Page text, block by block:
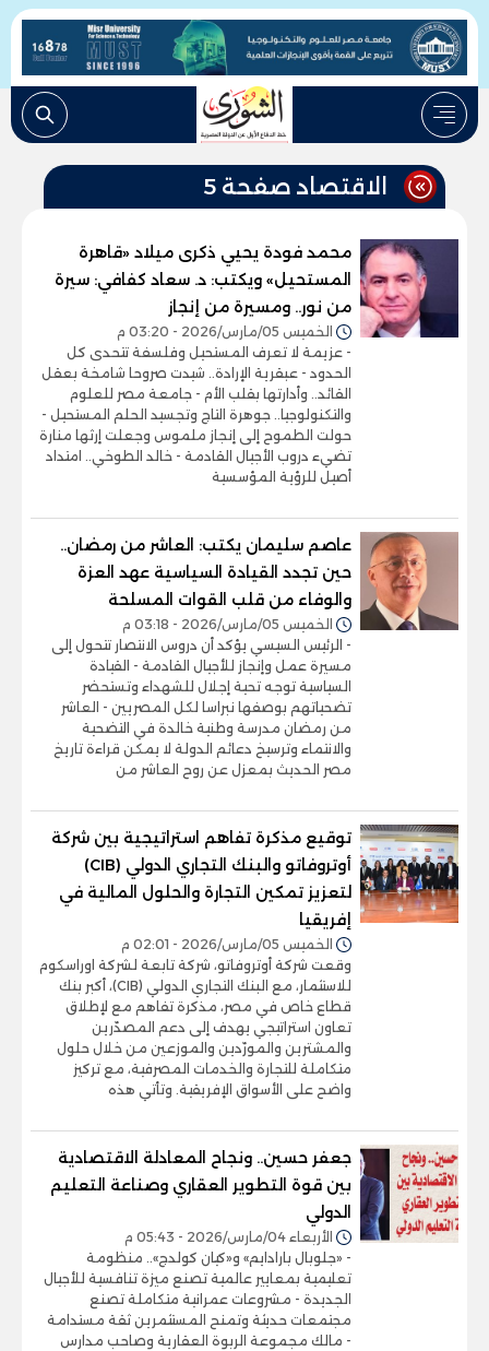
الاقتصاد صفحة 5
محمد فودة يحيي ذكرى ميلاد «قاهرة
المستحيل» ويكتب: د. سعاد كفافي: سيرة
من نور.. ومسيرة من إنجاز
الخميس 05/مارس/2026 - 03:20 م
- عزيمة لا تعرف المستحيل وفلسفة تتحدى كل
الحدود - عبقرية الإرادة.. شيدت صروحا شامخة بعقل
القائد.. وأدارتها بقلب الأم - جامعة مصر للعلوم
والتكنولوجيا.. جوهرة التاج وتجسيد الحلم المستحيل -
حولت الطموح إلى إنجاز ملموس وجعلت إرثها منارة
تضيء دروب الأجيال القادمة - خالد الطوخي.. امتداد
أصيل للرؤية المؤسسية
عاصم سليمان يكتب: العاشر من رمضان..
حين تجدد القيادة السياسية عهد العزة
والوفاء من قلب القوات المسلحة
الخميس 05/مارس/2026 - 03:18 م
- الرئيس السيسي يؤكد أن دروس الانتصار تتحول إلى
مسيرة عمل وإنجاز للأجيال القادمة - القيادة
السياسية توجه تحية إجلال للشهداء وتستحضر
تضحياتهم بوصفها نبراسا لكل المصريين - العاشر
من رمضان مدرسة وطنية خالدة في التضحية
والانتماء وترسيخ دعائم الدولة لا يمكن قراءة تاريخ
مصر الحديث بمعزل عن روح العاشر من
توقيع مذكرة تفاهم استراتيجية بين شركة
أوتروفاتو والبنك التجاري الدولي (CIB)
لتعزيز تمكين التجارة والحلول المالية في
إفريقيا
الخميس 05/مارس/2026 - 02:01 م
وقعت شركة أوتروفاتو، شركة تابعة لشركة اوراسكوم
للاستثمار، مع البنك التجاري الدولي (CIB)، أكبر بنك
قطاع خاص في مصر، مذكرة تفاهم مع لإطلاق
تعاون استراتيجي يهدف إلى دعم المصدّرين
والمشترين والمورّدين والموزعين من خلال حلول
متكاملة للتجارة والخدمات المصرفية، مع تركيز
واضح على الأسواق الإفريقية. وتأتي هذه
جعفر حسين.. ونجاح المعادلة الاقتصادية
بين قوة التطوير العقاري وصناعة التعليم
الدولي
الأربعاء 04/مارس/2026 - 05:43 م
- «جلوبال بارادايم» و«كيان كولدج».. منظومة
تعليمية بمعايير عالمية تصنع ميزة تنافسية للأجيال
الجديدة - مشروعات عمرانية متكاملة تصنع
مجتمعات حديثة وتمنح المستثمرين ثقة مستدامة
- مالك مجموعة الربوة العقارية وصاحب مدارس